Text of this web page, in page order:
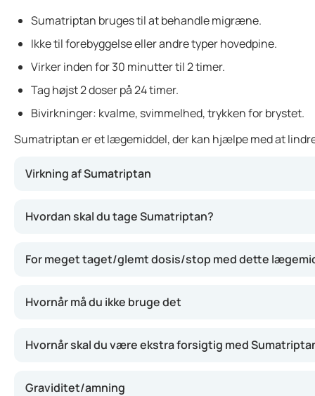
Sumatriptan bruges til at behandle migræne.
Ikke til forebyggelse eller andre typer hovedpine.
Virker inden for 30 minutter til 2 timer.
Tag højst 2 doser på 24 timer.
Bivirkninger: kvalme, svimmelhed, trykken for brystet.
Sumatriptan er et lægemiddel, der kan hjælpe med at
Virkning af Sumatriptan
Hvordan skal du tage Sumatriptan?
For meget taget/glemt dosis/stop med dette
Hvornår må du ikke bruge det
Hvornår skal du være ekstra forsigtig med
Graviditet/amning